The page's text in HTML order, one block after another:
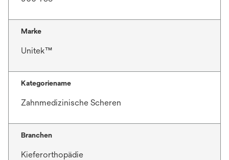
Marke
Unitek™
Kategoriename
Zahnmedizinische Scheren
Branchen
Kieferorthopädie